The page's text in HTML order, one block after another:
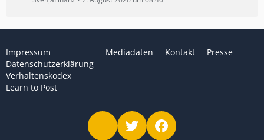
Impressum
Datenschutzerklärung
Verhaltenskodex
Learn to Post
Mediadaten Kontakt Presse